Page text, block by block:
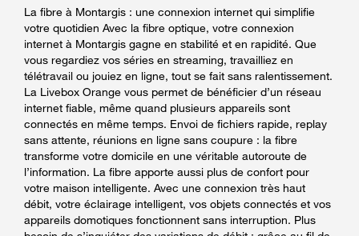
La fibre à Montargis : une connexion internet qui simplifie
votre quotidien Avec la fibre optique, votre connexion
internet à Montargis gagne en stabilité et en rapidité. Que
vous regardiez vos séries en streaming, travailliez en
télétravail ou jouiez en ligne, tout se fait sans ralentissement.
La Livebox Orange vous permet de bénéficier d’un réseau
internet fiable, même quand plusieurs appareils sont
connectés en même temps. Envoi de fichiers rapide, replay
sans attente, réunions en ligne sans coupure : la fibre
transforme votre domicile en une véritable autoroute de
l’information. La fibre apporte aussi plus de confort pour
votre maison intelligente. Avec une connexion très haut
débit, votre éclairage intelligent, vos objets connectés et vos
appareils domotiques fonctionnent sans interruption. Plus